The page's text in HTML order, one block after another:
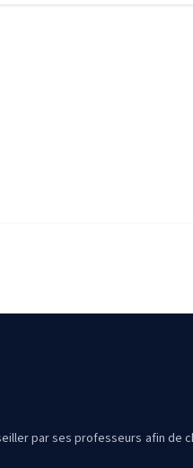
par ses professeurs afin